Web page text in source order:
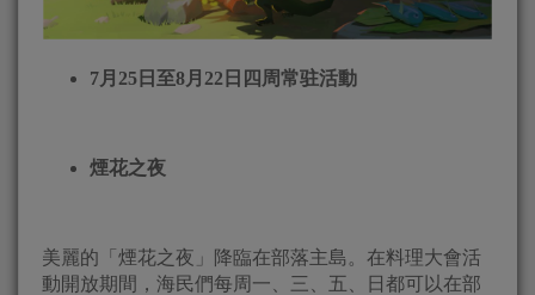
7月25日至8月22日四周常驻活動
煙花之夜
美麗的「煙花之夜」降臨在部落主島。在料理大會活
動開放期間，海民們每周一、三、五、日都可以在部